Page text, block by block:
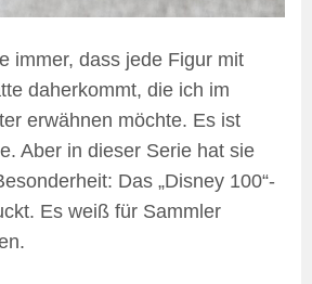
immer, dass jede Figur mit
daherkommt, die ich im
erwähnen möchte. Es ist
Aber in dieser Serie hat sie
Das „Disney 100“-
Es weiß für Sammler